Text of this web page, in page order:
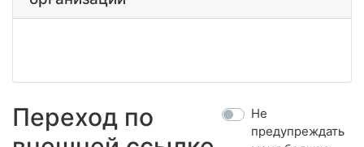
Переход по
Не
предупреждать